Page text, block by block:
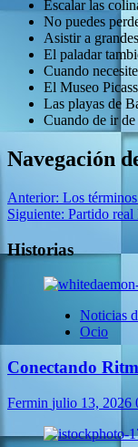
Escalar las
No puedes
Asistir a
El paladar
Cuando
El Museo
Las playas de
Cuando de ir de
Navegación
Anterior: Los
Siguiente: Partido
Historias
Noticias
Ocio
Conectando
Fermin julio 13, 2026